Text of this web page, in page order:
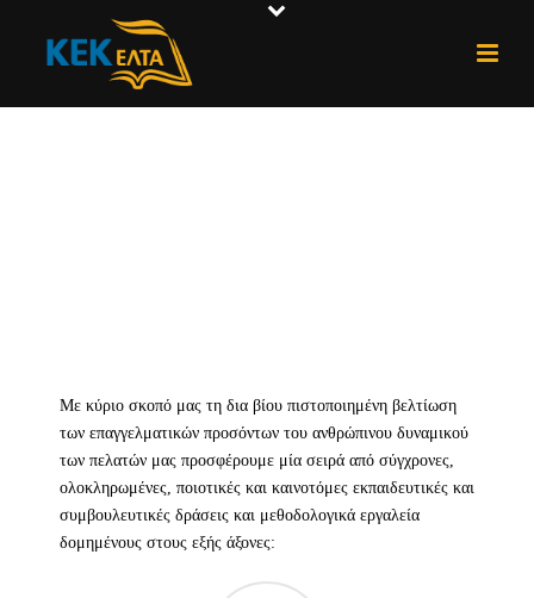
Με κύριο σκοπό μας τη δια βίου πιστοποιημένη βελτίωση
των επαγγελματικών προσόντων του ανθρώπινου δυναμικού
των πελατών μας προσφέρουμε μία σειρά από σύγχρονες,
ολοκληρωμένες, ποιοτικές και καινοτόμες εκπαιδευτικές και
συμβουλευτικές δράσεις και μεθοδολογικά εργαλεία
δομημένους στους εξής άξονες: